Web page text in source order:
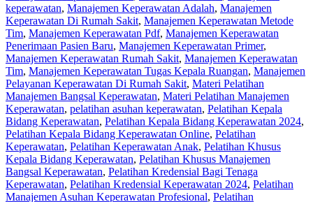
keperawatan, Manajemen Keperawatan Adalah, Manajemen
Keperawatan Di Rumah Sakit, Manajemen Keperawatan Metode
Tim, Manajemen Keperawatan Pdf, Manajemen Keperawatan
Penerimaan Pasien Baru, Manajemen Keperawatan Primer,
Manajemen Keperawatan Rumah Sakit, Manajemen Keperawatan
Tim, Manajemen Keperawatan Tugas Kepala Ruangan, Manajemen
Pelayanan Keperawatan Di Rumah Sakit, Materi Pelatihan
Manajemen Bangsal Keperawatan, Materi Pelatihan Manajemen
Keperawatan, pelatihan asuhan keperawatan, Pelatihan Kepala
Bidang Keperawatan, Pelatihan Kepala Bidang Keperawatan 2024,
Pelatihan Kepala Bidang Keperawatan Online, Pelatihan
Keperawatan, Pelatihan Keperawatan Anak, Pelatihan Khusus
Kepala Bidang Keperawatan, Pelatihan Khusus Manajemen
Bangsal Keperawatan, Pelatihan Kredensial Bagi Tenaga
Keperawatan, Pelatihan Kredensial Keperawatan 2024, Pelatihan
Manajemen Asuhan Keperawatan Profesional, Pelatihan